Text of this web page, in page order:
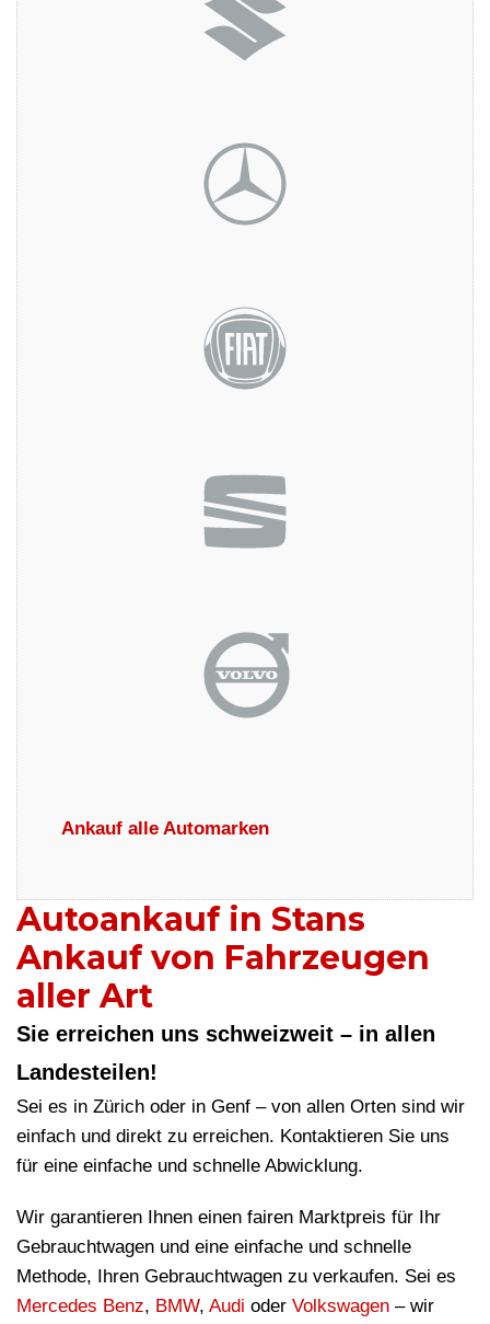
Ankauf alle Automarken
Autoankauf in Stans
Ankauf von Fahrzeugen
aller Art
Sie erreichen uns schweizweit – in allen
Landesteilen!
Sei es in Zürich oder in Genf – von allen Orten sind wir
einfach und direkt zu erreichen. Kontaktieren Sie uns
für eine einfache und schnelle Abwicklung.
Wir garantieren Ihnen einen fairen Marktpreis für Ihr
Gebrauchtwagen und eine einfache und schnelle
Methode, Ihren Gebrauchtwagen zu verkaufen. Sei es
Mercedes Benz, BMW, Audi oder Volkswagen – wir